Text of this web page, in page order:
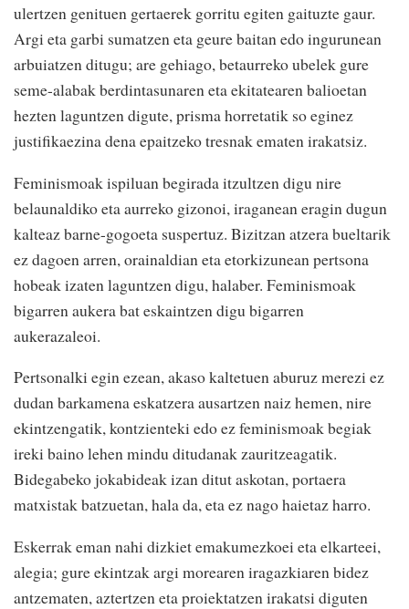
ulertzen genituen gertaerek gorritu egiten gaituzte gaur.
Argi eta garbi sumatzen eta geure baitan edo ingurunean
arbuiatzen ditugu; are gehiago, betaurreko ubelek gure
seme-alabak berdintasunaren eta ekitatearen balioetan
hezten laguntzen digute, prisma horretatik so eginez
justifikaezina dena epaitzeko tresnak ematen irakatsiz.
Feminismoak ispiluan begirada itzultzen digu nire
belaunaldiko eta aurreko gizonoi, iraganean eragin dugun
kalteaz barne-gogoeta suspertuz. Bizitzan atzera bueltarik
ez dagoen arren, orainaldian eta etorkizunean pertsona
hobeak izaten laguntzen digu, halaber. Feminismoak
bigarren aukera bat eskaintzen digu bigarren
aukerazaleoi.
Pertsonalki egin ezean, akaso kaltetuen aburuz merezi ez
dudan barkamena eskatzera ausartzen naiz hemen, nire
ekintzengatik, kontzienteki edo ez feminismoak begiak
ireki baino lehen mindu ditudanak zauritzeagatik.
Bidegabeko jokabideak izan ditut askotan, portaera
matxistak batzuetan, hala da, eta ez nago haietaz harro.
Eskerrak eman nahi dizkiet emakumezkoei eta elkarteei,
alegia; gure ekintzak argi morearen iragazkiaren bidez
antzematen, aztertzen eta proiektatzen irakatsi diguten